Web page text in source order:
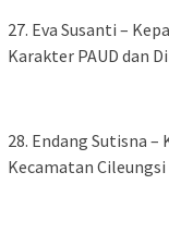
‎27. Eva Susanti –
Karakter PAUD dan
‎28. Endang Sutisna –
Kecamatan Cileungsi